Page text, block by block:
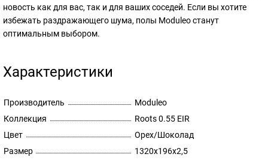
новость как для вас, так и для ваших соседей. Если вы хотите
избежать раздражающего шума, полы Moduleo станут
оптимальным выбором.
Характеристики
Производитель
Moduleo
Коллекция
Roots 0.55 EIR
Цвет
Орех/Шоколад
Размер
1320х196х2,5